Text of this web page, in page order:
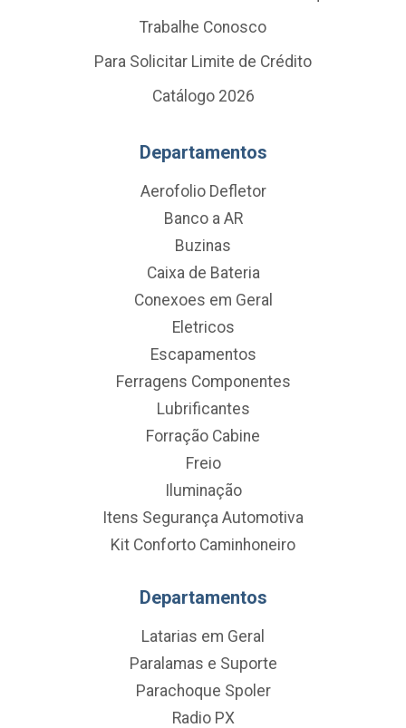
Trabalhe Conosco
Para Solicitar Limite de Crédito
Catálogo 2026
Departamentos
Aerofolio Defletor
Banco a AR
Buzinas
Caixa de Bateria
Conexoes em Geral
Eletricos
Escapamentos
Ferragens Componentes
Lubrificantes
Forração Cabine
Freio
Iluminação
Itens Segurança Automotiva
Kit Conforto Caminhoneiro
Departamentos
Latarias em Geral
Paralamas e Suporte
Parachoque Spoler
Radio PX